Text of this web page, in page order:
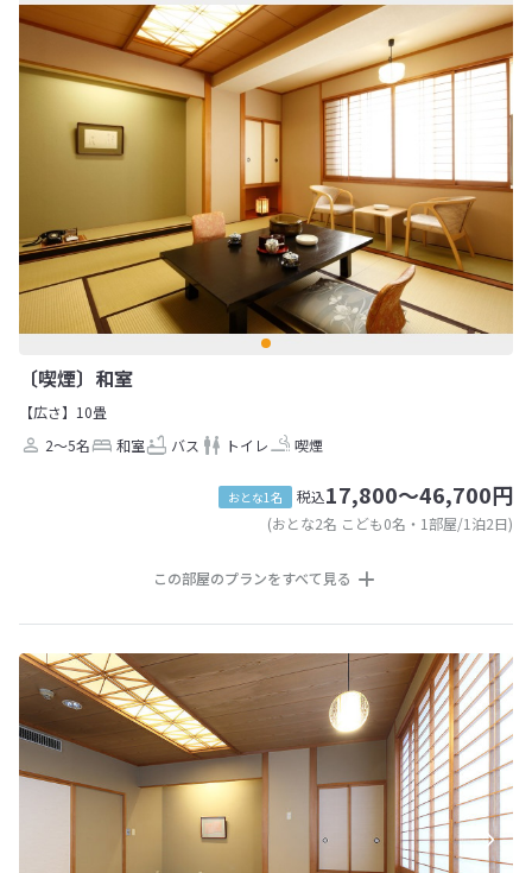
〔喫煙〕和室
【広さ】10畳
2～5名
和室 バス トイレ 喫煙
おとな1名 税込17,800～46,700円
(おとな2名 こども0名・1部屋/1泊2日)
この部屋のプランをすべて見る